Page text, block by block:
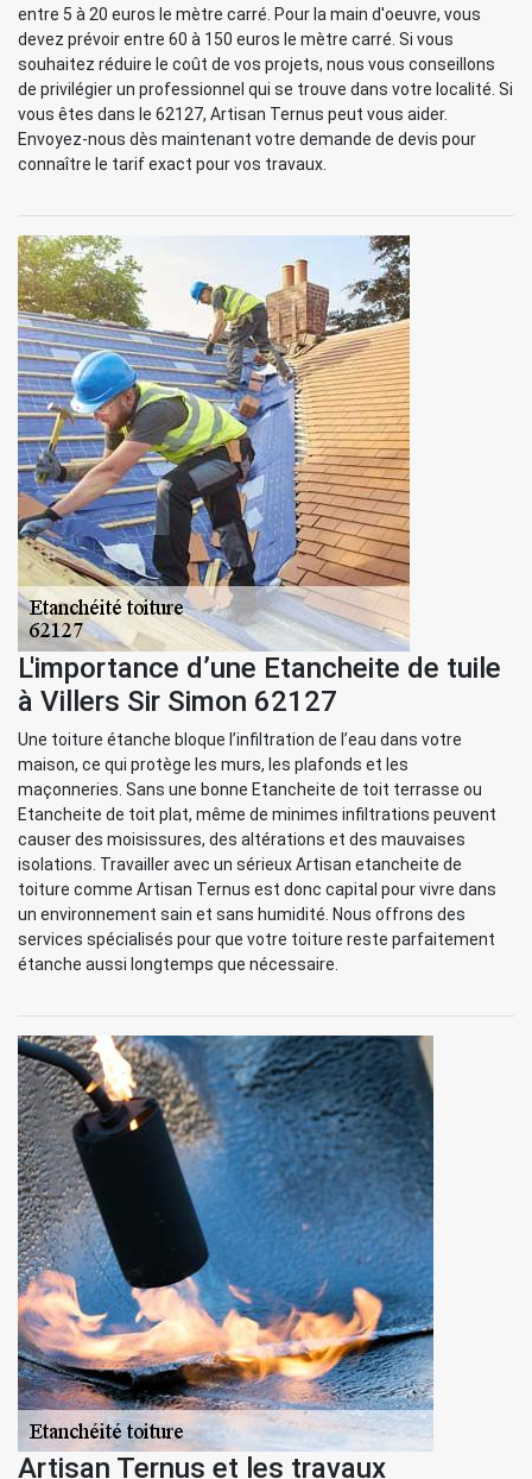
entre 5 à 20 euros le mètre carré. Pour la main d'oeuvre, vous
devez prévoir entre 60 à 150 euros le mètre carré. Si vous
souhaitez réduire le coût de vos projets, nous vous conseillons
de privilégier un professionnel qui se trouve dans votre localité. Si
vous êtes dans le 62127, Artisan Ternus peut vous aider.
Envoyez-nous dès maintenant votre demande de devis pour
connaître le tarif exact pour vos travaux.
L'importance d’une Etancheite de tuile
à Villers Sir Simon 62127
Une toiture étanche bloque l’infiltration de l’eau dans votre
maison, ce qui protège les murs, les plafonds et les
maçonneries. Sans une bonne Etancheite de toit terrasse ou
Etancheite de toit plat, même de minimes infiltrations peuvent
causer des moisissures, des altérations et des mauvaises
isolations. Travailler avec un sérieux Artisan etancheite de
toiture comme Artisan Ternus est donc capital pour vivre dans
un environnement sain et sans humidité. Nous offrons des
services spécialisés pour que votre toiture reste parfaitement
étanche aussi longtemps que nécessaire.
Artisan Ternus et les travaux